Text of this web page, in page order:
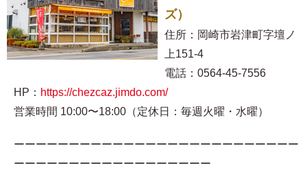
ズ）
住所：岡崎市岩津町字壇ノ
上151-4
電話：0564-45-7556
HP： https://chezcaz.jimdo.com/
営業時間 10:00〜18:00（定休日：毎週火曜・水曜）
ーーーーーーーーーーーーーーーーーーーーーーーーーー
ーーーーーーーーーーーーーーーーーー